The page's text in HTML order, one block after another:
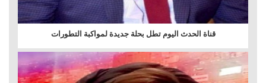
قناة الحدث اليوم تطل بحلة جديدة لمواكبة التطورات